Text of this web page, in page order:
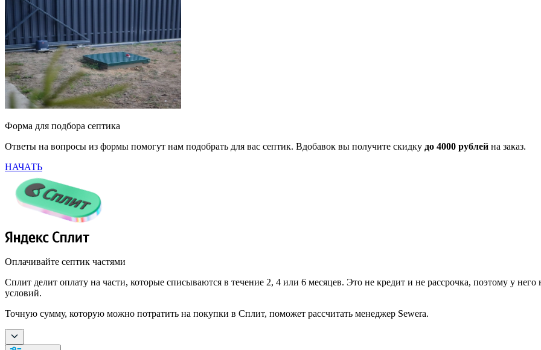
Форма для подбора септика
Ответы на вопросы из формы помогут нам подобрать для вас септик. Вдобавок вы получите скидку до 4000 рублей на заказ.
НАЧАТЬ
Оплачивайте септик частями
Сплит делит оплату на части, которые списываются в течение 2, 4 или 6 месяцев. Это не кредит и не рассрочка, поэтому у
условий.
Точную сумму, которую можно потратить на покупки в Сплит, поможет рассчитать менеджер Sewera.